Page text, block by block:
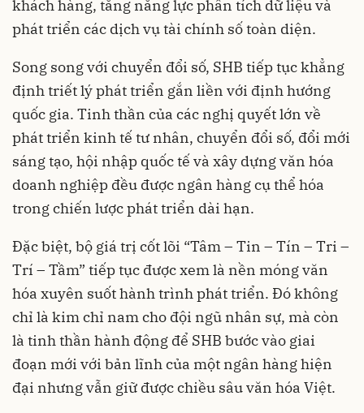
khách hàng, tăng năng lực phân tích dữ liệu và
phát triển các dịch vụ tài chính số toàn diện.
Song song với chuyển đổi số, SHB tiếp tục khẳng
định triết lý phát triển gắn liền với định hướng
quốc gia. Tinh thần của các nghị quyết lớn về
phát triển kinh tế tư nhân, chuyển đổi số, đổi mới
sáng tạo, hội nhập quốc tế và xây dựng văn hóa
doanh nghiệp đều được ngân hàng cụ thể hóa
trong chiến lược phát triển dài hạn.
Đặc biệt, bộ giá trị cốt lõi “Tâm – Tin – Tín – Tri –
Trí – Tầm” tiếp tục được xem là nền móng văn
hóa xuyên suốt hành trình phát triển. Đó không
chỉ là kim chỉ nam cho đội ngũ nhân sự, mà còn
là tinh thần hành động để SHB bước vào giai
đoạn mới với bản lĩnh của một ngân hàng hiện
đại nhưng vẫn giữ được chiều sâu văn hóa Việt.